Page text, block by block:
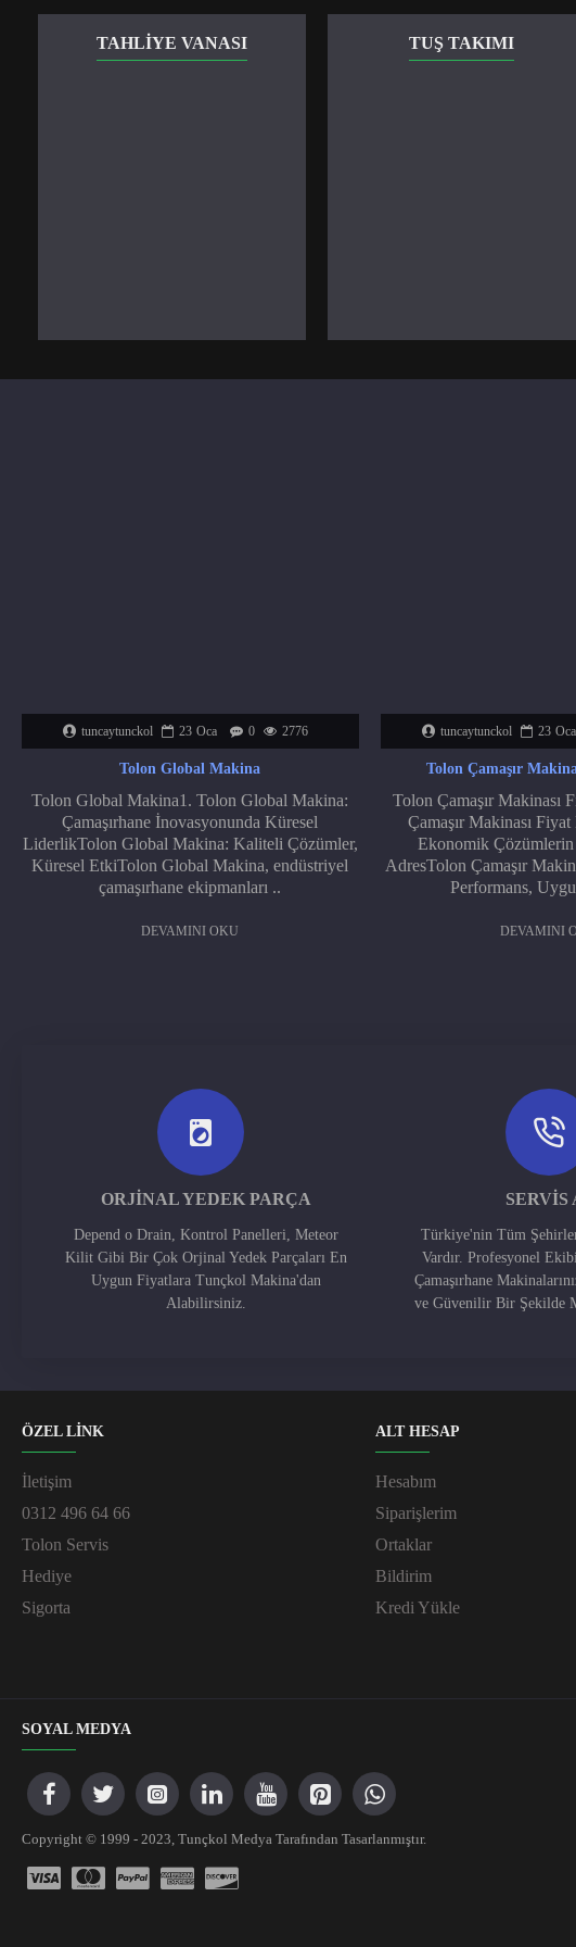
TAHLIYE VANASI TUŞ TAKIMI
tuncaytunckol 23 Oca 0 2776
Tolon Global Makina
Tolon Global Makina1. Tolon Global Makina:
Çamaşırhane İnovasyonunda Küresel
LiderlikTolon Global Makina: Kaliteli Çözümler,
Küresel EtkiTolon Global Makina, endüstriyel
çamaşırhane ekipmanları ..
DEVAMINI OKU
tuncaytunckol 23 Oca
Tolon Çamaşır
Tolon Çamaşır Makinası
Çamaşır Makinası
Ekonomik Çözümlerin
AdresTolon Çamaşır
Performans,
DEVAMINI
ORJINAL YEDEK PARÇA
Depend o Drain, Kontrol Panelleri, Meteor
Kilit Gibi Bir Çok Orjinal Yedek Parçaları En
Uygun Fiyatlara Tunçkol Makina'dan
Alabilirsiniz.
SERVIS
Türkiye'nin Tüm
Vardır. Profesyonel
Çamaşırhane
ve Güvenilir Bir Şekilde
ÖZEL LİNK
İletişim
0312 496 64 66
Tolon Servis
Hediye
Sigorta
ALT HESAP
Hesabım
Siparişlerim
Ortaklar
Bildirim
Kredi Yükle
SOYAL MEDYA
Copyright © 1999 - 2023, Tunçkol Medya Tarafından Tasarlanmıştır.